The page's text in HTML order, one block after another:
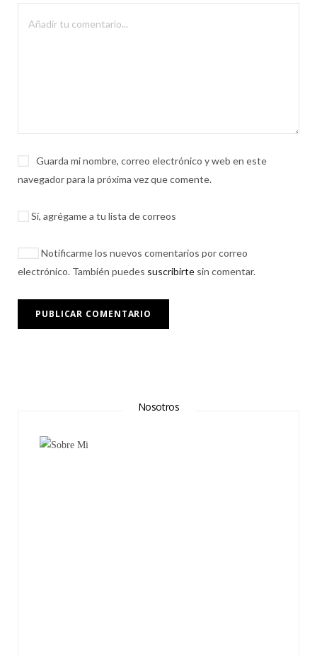
Guarda mi nombre, correo electrónico y web en este
navegador para la próxima vez que comente.
Sí, agrégame a tu lista de correos
Notificarme los nuevos comentarios por correo
electrónico. También puedes suscribirte sin comentar.
Nosotros